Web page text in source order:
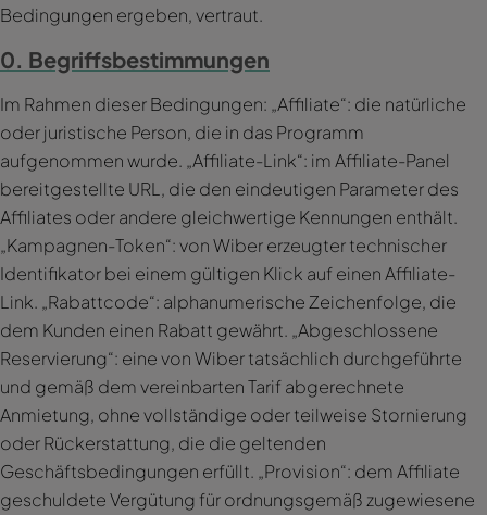
Bedingungen ergeben, vertraut.
0. Begriffsbestimmungen
Im Rahmen dieser Bedingungen: „Affiliate“: die natürliche
oder juristische Person, die in das Programm
aufgenommen wurde. „Affiliate-Link“: im Affiliate-Panel
bereitgestellte URL, die den eindeutigen Parameter des
Affiliates oder andere gleichwertige Kennungen enthält.
„Kampagnen-Token“: von Wiber erzeugter technischer
Identifikator bei einem gültigen Klick auf einen Affiliate-
Link. „Rabattcode“: alphanumerische Zeichenfolge, die
dem Kunden einen Rabatt gewährt. „Abgeschlossene
Reservierung“: eine von Wiber tatsächlich durchgeführte
und gemäß dem vereinbarten Tarif abgerechnete
Anmietung, ohne vollständige oder teilweise Stornierung
oder Rückerstattung, die die geltenden
Geschäftsbedingungen erfüllt. „Provision“: dem Affiliate
geschuldete Vergütung für ordnungsgemäß zugewiesene